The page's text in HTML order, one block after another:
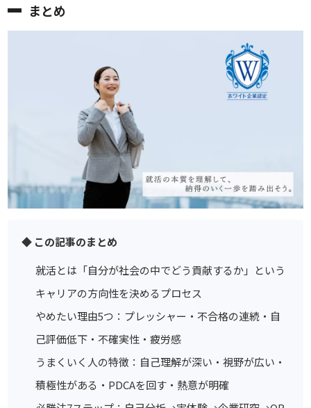
まとめ
◆ この記事のまとめ
就活とは「自分が社会の中でどう貢献するか」という
キャリアの方向性を決めるプロセス
やめたい理由5つ：プレッシャー・不合格の連続・自
己評価低下・不確実性・疲労感
うまくいく人の特徴：自己理解が深い・視野が広い・
積極性がある・PDCAを回す・熱意が明確